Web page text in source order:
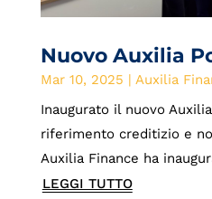
Nuovo Auxilia
Mar 10, 2025 | Auxilia
Inaugurato il nuovo
riferimento creditizio e
Auxilia Finance ha
LEGGI TUTTO